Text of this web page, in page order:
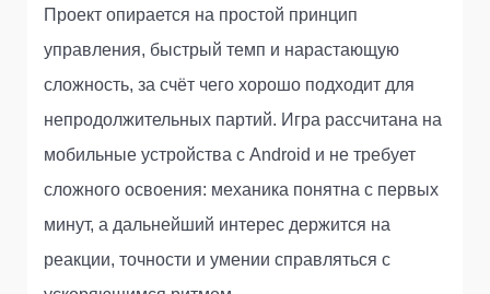
Проект опирается на простой принцип
управления, быстрый темп и нарастающую
сложность, за счёт чего хорошо подходит для
непродолжительных партий. Игра рассчитана на
мобильные устройства с Android и не требует
сложного освоения: механика понятна с первых
минут, а дальнейший интерес держится на
реакции, точности и умении справляться с